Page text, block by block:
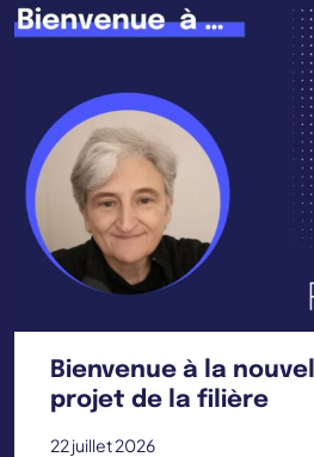
Bienvenue à la
projet de la filière
22 juillet 2026